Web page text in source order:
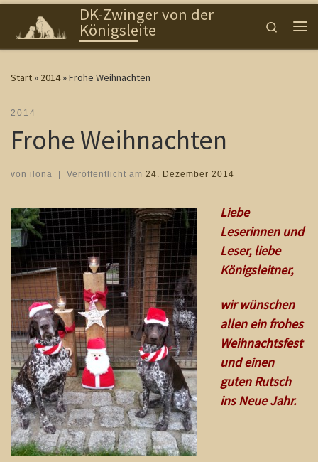
Zum Inhalt springenDK-Zwinger von der
Königsleite
Search
Start» 2014»Frohe Weihnachten
2014
Frohe Weihnachten
von ilona Veröffentlicht am 24. Dezember 2014
Liebe
Leserinnen und
Leser, liebe
Königsleitner,
wir wünschen
allen ein frohes
Weihnachtsfest
und einen
guten Rutsch
ins Neue Jahr.